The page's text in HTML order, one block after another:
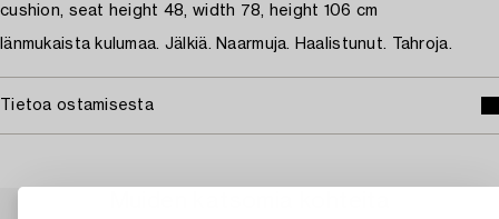
cushion, seat height 48, width 78, height 106 cm
Iänmukaista kulumaa. Jälkiä. Naarmuja. Haalistunut. Tahroja.
Tietoa ostamisesta